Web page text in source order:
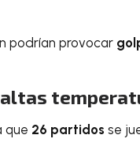
podrían provocar
altas
que 26 partidos se